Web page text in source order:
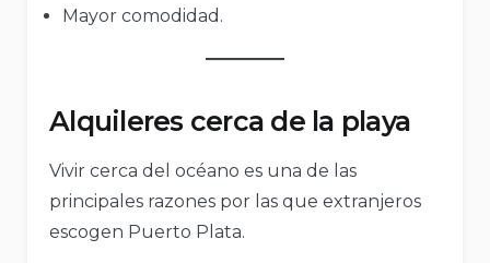
Mayor comodidad.
Alquileres cerca de la playa
Vivir cerca del océano es una de las
principales razones por las que extranjeros
escogen Puerto Plata.